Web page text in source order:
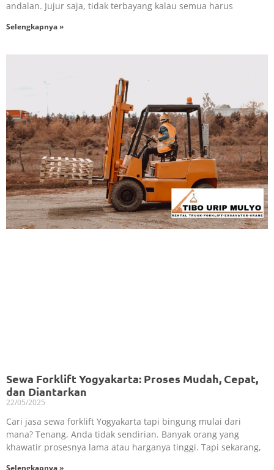
andalan. Jujur saja, tidak terbayang kalau semua harus
Selengkapnya »
Sewa Forklift Yogyakarta: Proses Mudah, Cepat,
dan Diantarkan
22/05/2025
Cari jasa sewa forklift Yogyakarta tapi bingung mulai dari
mana? Tenang, Anda tidak sendirian. Banyak orang yang
khawatir prosesnya lama atau harganya tinggi. Tapi sekarang,
Selengkapnya »